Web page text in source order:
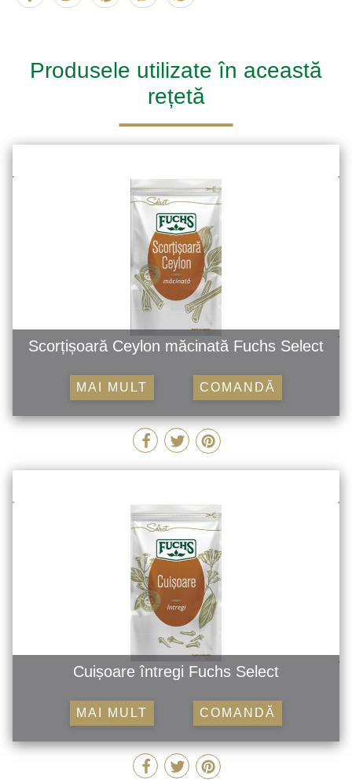
Produsele utilizate în această
rețetă
Scorțișoară Ceylon măcinată Fuchs Select
MAI MULT COMANDĂ
Cuișoare întregi Fuchs Select
MAI MULT COMANDĂ